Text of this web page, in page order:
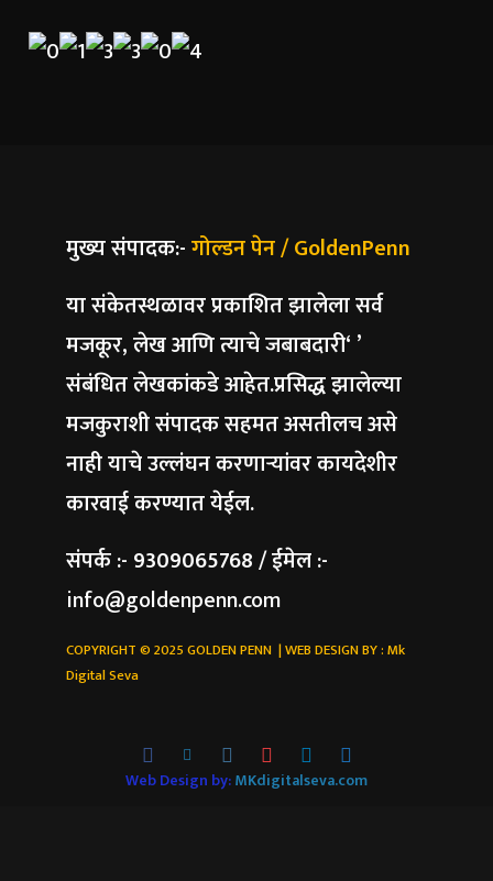
मुख्य संपादक:-गोल्डन पेन / GoldenPenn
या संकेतस्थळावर प्रकाशित झालेला सर्व
मजकूर, लेख आणि त्याचे जबाबदारी‘ ’
संबंधित लेखकांकडे आहेत.प्रसिद्ध झालेल्या
मजकुराशी संपादक सहमत असतीलच असे
नाही याचे उल्लंघन करणाऱ्यांवर कायदेशीर
कारवाई करण्यात येईल.
संपर्क :- 9309065768 / ईमेल :-
info@goldenpenn.com
COPYRIGHT © 2025 GOLDEN PENN | WEB DESIGN BY :Mk
Digital Seva
Web Design by:MKdigitalseva.com